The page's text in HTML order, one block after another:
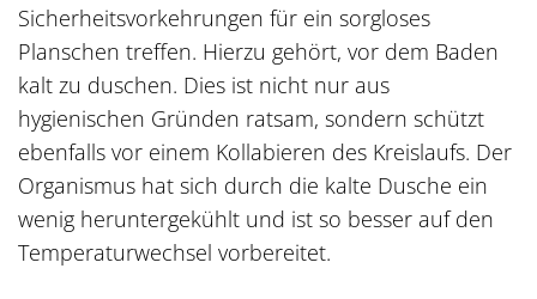
Sicherheitsvorkehrungen für ein sorgloses
Planschen treffen. Hierzu gehört, vor dem Baden
kalt zu duschen. Dies ist nicht nur aus
hygienischen Gründen ratsam, sondern schützt
ebenfalls vor einem Kollabieren des Kreislaufs. Der
Organismus hat sich durch die kalte Dusche ein
wenig heruntergekühlt und ist so besser auf den
Temperaturwechsel vorbereitet.